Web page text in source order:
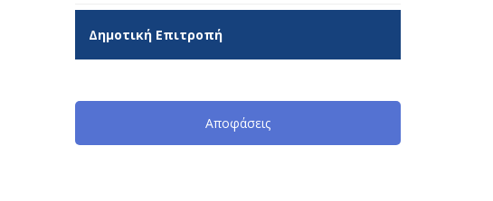
Δημοτική Επιτροπή
Αποφάσεις